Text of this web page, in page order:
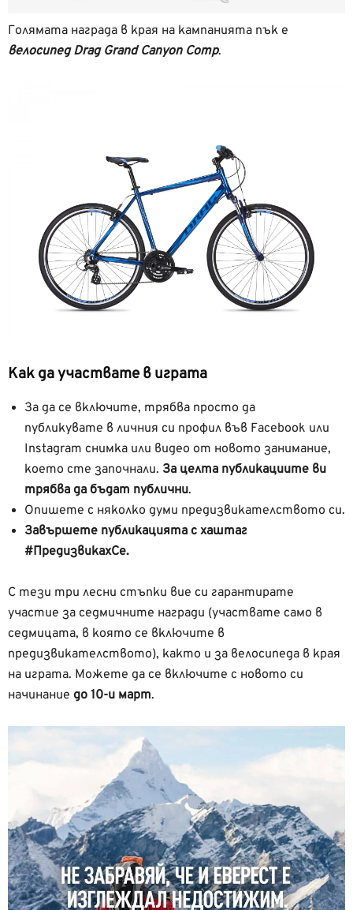
Голямата награда в края на кампанията пък е
велосипед Drag Grand Canyon Comp.
Как да участвате в играта
За да се включите, трябва просто да
публикувате в личния си профил във Facebook или
Instagram снимка или видео от новото занимание,
което сте започнали. За целта публикациите ви
трябва да бъдат публични.
Опишете с няколко думи предизвикателството си.
Завършете публикацията с хаштаг
#ПредизвикахСе.
С тези три лесни стъпки вие си гарантирате
участие за седмичните награди (участвате само в
седмицата, в която се включите в
предизвикателството), както и за велосипеда в края
на играта. Можете да се включите с новото си
начинание до 10-и март.